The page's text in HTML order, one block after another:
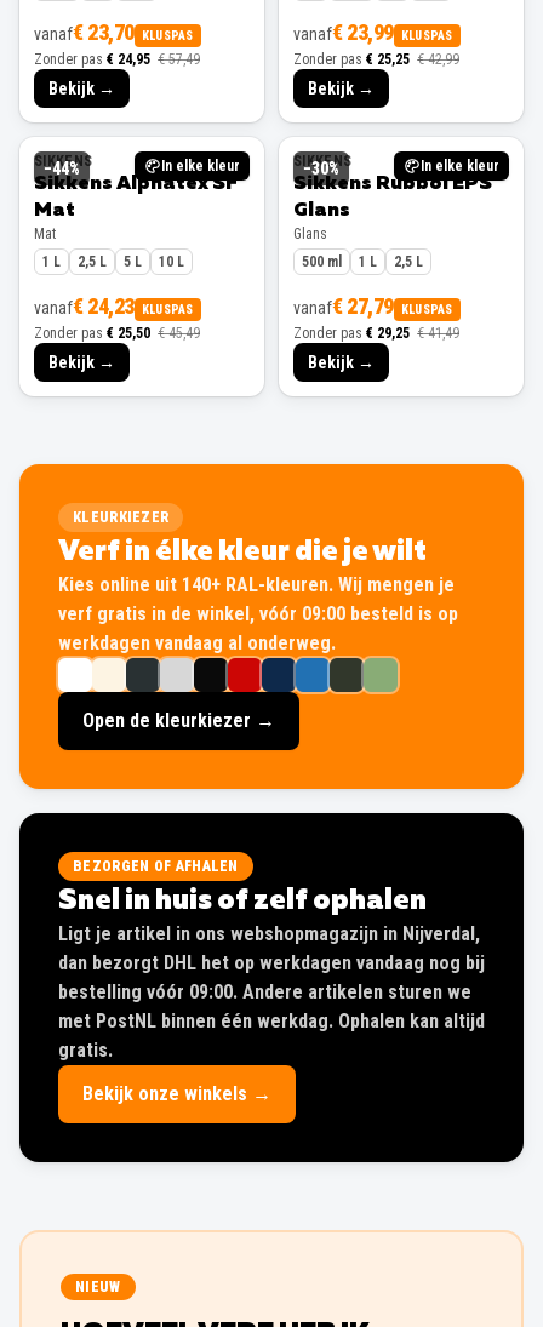
vanaf€ 23,70 KLUSPAS
Zonder pas € 24,95 € 57,49
Bekijk →
vanaf€ 23,99 KLUSPAS
Zonder pas € 25,25 € 42,99
Bekijk →
−44% In elke kleur
SIKKENS
Sikkens Alphatex SF
Mat
Mat
1 L
2,5 L 5 L 10 L
vanaf€ 24,23 KLUSPAS
Zonder pas € 25,50 € 45,49
Bekijk →
−30% In elke kleur
SIKKENS
Sikkens Rubbol EPS
Glans
Glans
500 ml
1 L 2,5 L
vanaf€ 27,79 KLUSPAS
Zonder pas € 29,25 € 41,49
Bekijk →
KLEURKIEZER
Verf in élke kleur die je wilt
Kies online uit 140+ RAL-kleuren. Wij mengen je
verf gratis in de winkel, vóór 09:00 besteld is op
werkdagen vandaag al onderweg.
Open de kleurkiezer →
BEZORGEN OF AFHALEN
Snel in huis of zelf ophalen
Ligt je artikel in ons webshopmagazijn in Nijverdal,
dan bezorgt DHL het op werkdagen vandaag nog bij
bestelling vóór 09:00. Andere artikelen sturen we
met PostNL binnen één werkdag. Ophalen kan altijd
gratis.
Bekijk onze winkels →
NIEUW